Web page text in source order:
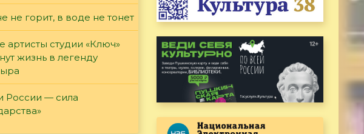
не горит, в воде не тонет
артисты студии «Ключ»
жизнь в легенду
России — сила